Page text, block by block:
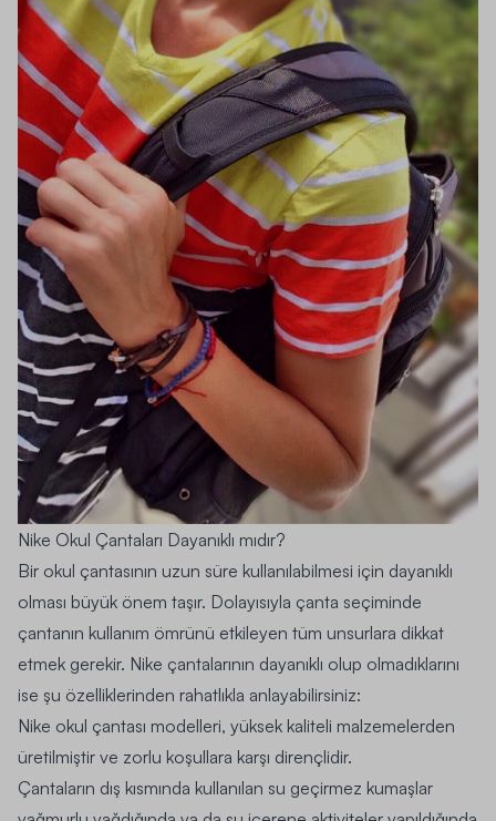
Nike Okul Çantaları Dayanıklı mıdır?
Bir okul çantasının uzun süre kullanılabilmesi için dayanıklı
olması büyük önem taşır. Dolayısıyla çanta seçiminde
çantanın kullanım ömrünü etkileyen tüm unsurlara dikkat
etmek gerekir. Nike çantalarının dayanıklı olup olmadıklarını
ise şu özelliklerinden rahatlıkla anlayabilirsiniz:
Nike okul çantası modelleri, yüksek kaliteli malzemelerden
üretilmiştir ve zorlu koşullara karşı dirençlidir.
Çantaların dış kısmında kullanılan su geçirmez kumaşlar